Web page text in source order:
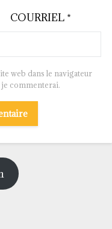
COURRIEL *
web dans le navigateur
commenterai.